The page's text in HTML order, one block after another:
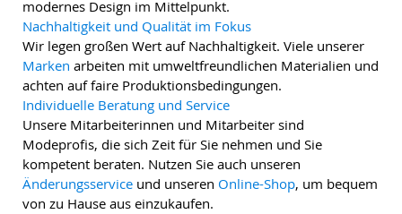
modernes Design im Mittelpunkt.
Nachhaltigkeit und Qualität im Fokus
Wir legen großen Wert auf Nachhaltigkeit. Viele unserer
Marken arbeiten mit umweltfreundlichen Materialien und
achten auf faire Produktionsbedingungen.
Individuelle Beratung und Service
Unsere Mitarbeiterinnen und Mitarbeiter sind
Modeprofis, die sich Zeit für Sie nehmen und Sie
kompetent beraten. Nutzen Sie auch unseren
Änderungsservice und unseren Online-Shop, um bequem
von zu Hause aus einzukaufen.